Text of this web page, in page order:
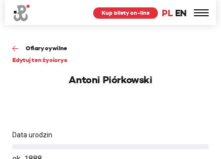
PL EN
Kup bilety on-line
Ofiary cywilne
Edytuj ten życiorys
Antoni Piórkowski
Data urodzin